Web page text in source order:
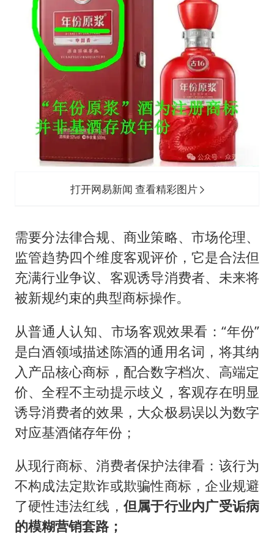
打开网易新闻 查看精彩图片
需要分法律合规、商业策略、市场伦理、
监管趋势四个维度客观评价，它是合法但
充满行业争议、客观诱导消费者、未来将
被新规约束的典型商标操作。
从普通人认知、市场客观效果看：“年份”
是白酒领域描述陈酒的通用名词，将其纳
入产品核心商标，配合数字档次、高端定
价、全程不主动提示歧义，客观存在明显
诱导消费者的效果，大众极易误以为数字
对应基酒储存年份；
从现行商标、消费者保护法律看：该行为
不构成法定欺诈或欺骗性商标，企业规避
了硬性违法红线， 但属于行业内广受诟病
的模糊营销套路；